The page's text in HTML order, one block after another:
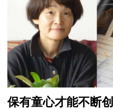
保有童心才能不断